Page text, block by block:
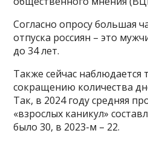
Согласно опросу большая
отпуска россиян – это
до 34 лет.
Также сейчас наблюдается
сокращению количества
Так, в 2024 году средняя
«взрослых каникул»
было 30, в 2023-м – 22.